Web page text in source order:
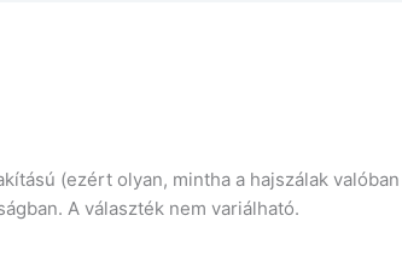
(ezért olyan, mintha a hajszálak
A választék nem variálható.